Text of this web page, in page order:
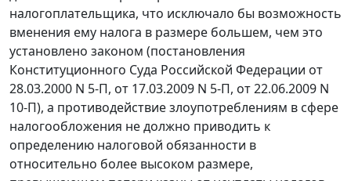
налогоплательщика, что исключало бы возможность
вменения ему налога в размере большем, чем это
установлено законом (постановления
Конституционного Суда Российской Федерации от
28.03.2000 N 5-П, от 17.03.2009 N 5-П, от 22.06.2009 N
10-П), а противодействие злоупотреблениям в сфере
налогообложения не должно приводить к
определению налоговой обязанности в
относительно более высоком размере,